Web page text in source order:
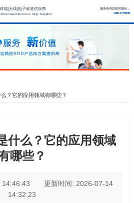
端|天线|电子标签供应商
Tags Supplier
服务咨询直线同微信：
13817779536
？它的应用领域有哪些？
什么？它的应用领域
哪些？
14:46:43 更新时间: 2026-07-14
14:32:23